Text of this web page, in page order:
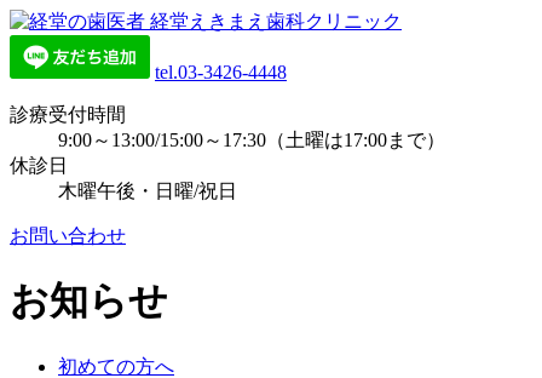
tel.03-3426-4448
診療受付時間
9:00～13:00/15:00～17:30（土曜は17:00まで）
休診日
木曜午後・日曜/祝日
お問い合わせ
お知らせ
初めての方へ